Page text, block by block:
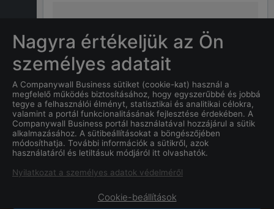
CÉGRŐL
GYAKRAN ISMÉTELT KÉRDÉSEK
Mi aMarket-Szoft Kft. "f. a."
cég alapításának dátuma?
Nagyra értékeljük az Ön
személyes adatait
A Companywall Business sütiket (cookie-kat) használ a
megfelelő működés biztosításához, hogy egyszerűbbé és jobbá
tegye a felhasználói élményt, statisztikai és analitikai célokra,
valamint a portál funkcionalitásának fejlesztése érdekében. A
Companywall Business portál használatával hozzájárul a sütik
alkalmazásához. A sütibeállításokat a böngészőjében
módosíthatja. További információk a sütikről, azok
használatáról és letiltásuk módjáról itt olvashatók.
Nyilatkozat a személyes adatok védelméről
Cookie-beállítások